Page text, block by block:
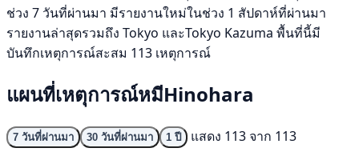
ช่วง 7 วันที่ผ่านมา มีรายงานใหม่ในช่วง 1 สัปดาห์ที่ผ่านมา
รายงานล่าสุดรวมถึง Tokyo และTokyo Kazuma พื้นที่นี้มี
บันทึกเหตุการณ์สะสม 113 เหตุการณ์
แผนที่เหตุการณ์หมีHinohara
7 วันที่ผ่านมา 30 วันที่ผ่านมา 1 ปี
แสดง 113 จาก 113